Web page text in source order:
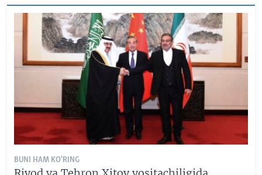
BUNI HAM KO'RING